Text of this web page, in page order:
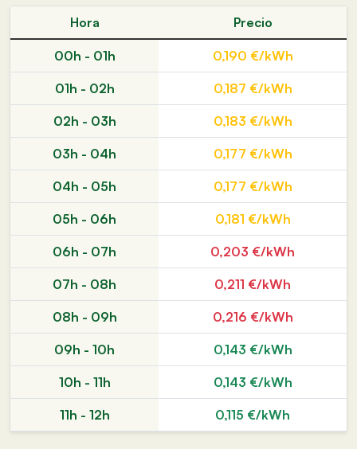
Hora Precio
00h - 01h 0,190 €/kWh
01h - 02h 0,187 €/kWh
02h - 03h 0,183 €/kWh
03h - 04h 0,177 €/kWh
04h - 05h 0,177 €/kWh
05h - 06h 0,181 €/kWh
06h - 07h 0,203 €/kWh
07h - 08h 0,211 €/kWh
08h - 09h 0,216 €/kWh
09h - 10h 0,143 €/kWh
10h - 11h 0,143 €/kWh
11h - 12h 0,115 €/kWh